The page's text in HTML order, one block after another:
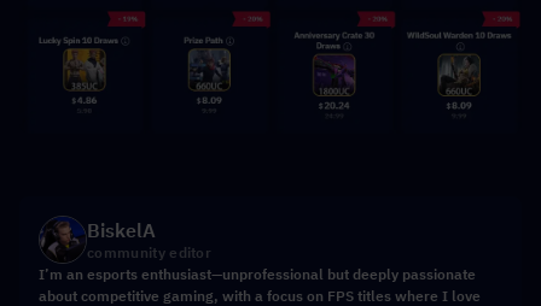
BiskelA
community editor
I’m an esports enthusiast—unprofessional but deeply passionate
about competitive gaming, with a focus on FPS titles where I love